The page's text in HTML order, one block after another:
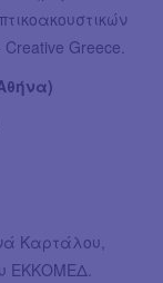
Greece.
Καρτάλου,
ΕΚΚΟΜΕΔ.